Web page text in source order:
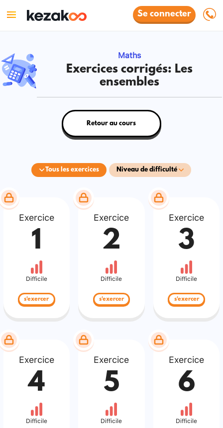
Se connecter
Maths
Exercices corrigés: Les
ensembles
Tous les exercices Niveau de difficulté
Retour au cours
Exercice
1
Difficile
s'exercer
Exercice
2
Difficile
s'exercer
Exercice
3
Difficile
s'exercer
Exercice
4
Difficile
Exercice
5
Difficile
Exercice
6
Difficile